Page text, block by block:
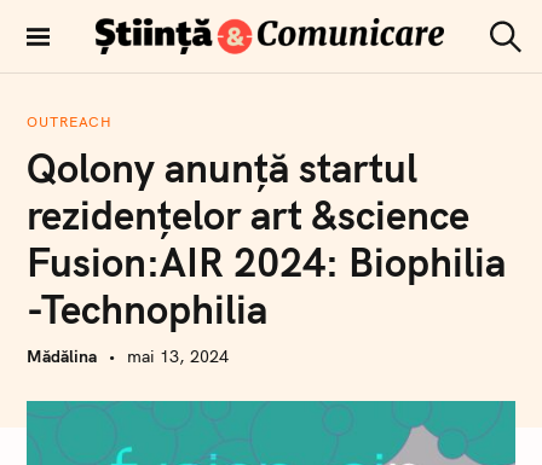
e
Comunicare
ă
OUTREACH
Qolony anunță startul
rezidențelor art &science
Fusion:AIR 2024: Biophilia
-Technophilia
Mădălina mai 13, 2024